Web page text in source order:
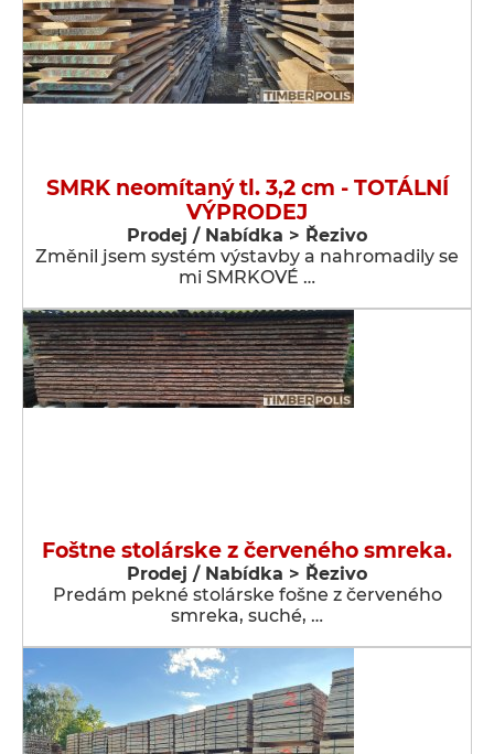
SMRK neomítaný tl. 3,2 cm - TOTÁLNÍ
VÝPRODEJ
Prodej / Nabídka > Řezivo
Změnil jsem systém výstavby a nahromadily se
mi SMRKOVÉ …
Foštne stolárske z červeného smreka.
Prodej / Nabídka > Řezivo
Predám pekné stolárske fošne z červeného
smreka, suché, …